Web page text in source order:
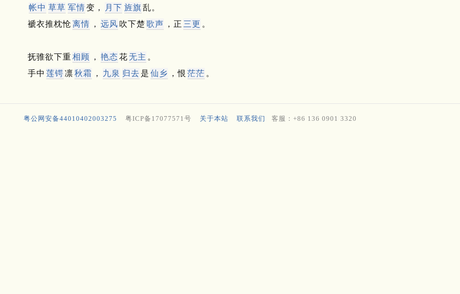
帐中 草草 军情变， 月下 旌旗乱。
褫衣推枕怆 离情 ， 远风 吹下楚歌声 ，正 三更 。
抚骓欲下重相顾 ， 艳态花无主 。
手中 莲锷凛秋霜 ， 九泉 归去 是 仙乡 ，恨 茫茫 。
粤公网安备44010402003275 粤ICP备17077571号 关于本站 联系我们 客服：+86 136 0901 3320